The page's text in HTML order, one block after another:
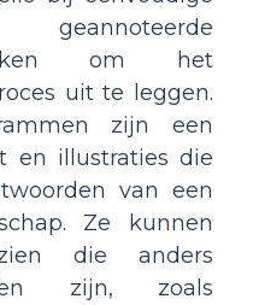
om het
uit te leggen.
zijn een
en illustraties die
van een
Ze kunnen
die anders
zijn, zoals